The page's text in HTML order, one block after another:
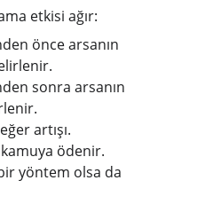
etkisi ağır:
önce arsanın
sonra arsanın
artışı.
kamuya ödenir.
yöntem olsa da